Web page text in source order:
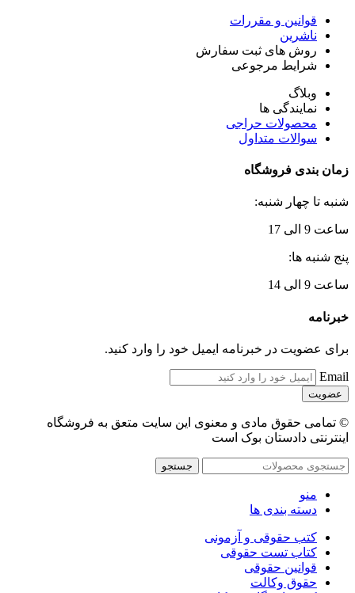
قوانین و مقررات
ناشرین
روش های ثبت سفارش
شرایط مرجوعی
وبلاگ
نمایندگی ها
محصولات حراجی
سوالات متداول
زمان بندی فروشگاه
شنبه تا چهار شنبه:
ساعت 9 الی 17
پنج شنبه ها:
ساعت 9 الی 14
خبرنامه
برای عضویت در خبرنامه ایمیل خود را وارد کنید.
Email
© تمامی حقوق مادی و معنوی این سایت متعق به فروشگاه
اینترنتی دادستان بوک است
جستجو
منو
دسته بندی ها
کتب حقوقی و آزمونی
کتاب تست حقوقی
قوانین حقوقی
حقوق وکالت